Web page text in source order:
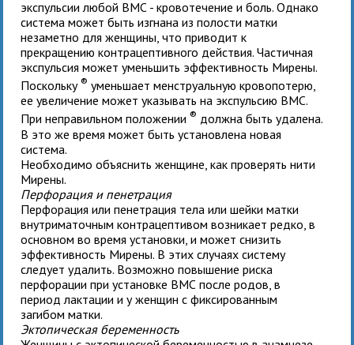
экспульсии любой ВМС - кровотечение и боль. Однако
система может быть изгнана из полости матки
незаметно для женщины, что приводит к
прекращению контрацептивного действия. Частичная
экспульсия может уменьшить эффективность Мирены.
Поскольку® уменьшает менструальную кровопотерю,
ее увеличение может указывать на экспульсию ВМС.
При неправильном положении® должна быть удалена.
В это же время может быть установлена новая
система.
Необходимо объяснить женщине, как проверять нити
Мирены.
Перфорация и пенетрация
Перфорация или пенетрация тела или шейки матки
внутриматочным контрацептивом возникает редко, в
основном во время установки, и может снизить
эффективность Мирены. В этих случаях систему
следует удалить. Возможно повышение риска
перфорации при установке ВМС после родов, в
период лактации и у женщин с фиксированным
загибом матки.
Эктопическая беременность